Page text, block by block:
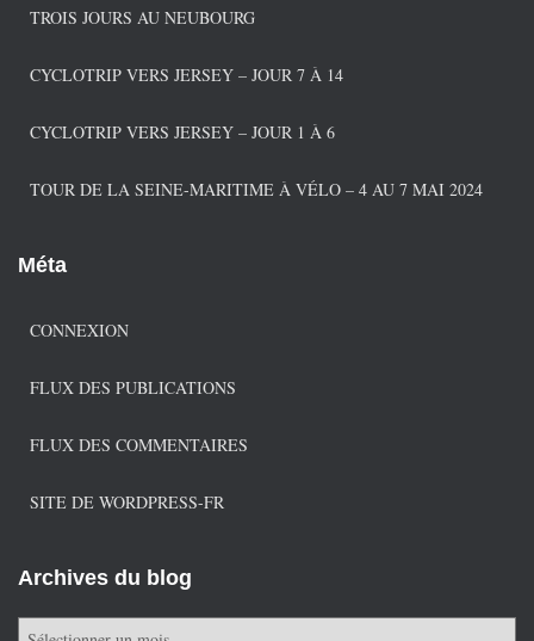
TROIS JOURS AU NEUBOURG
CYCLOTRIP VERS JERSEY – JOUR 7 À 14
CYCLOTRIP VERS JERSEY – JOUR 1 À 6
TOUR DE LA SEINE-MARITIME À VÉLO – 4 AU 7 MAI 2024
Méta
CONNEXION
FLUX DES PUBLICATIONS
FLUX DES COMMENTAIRES
SITE DE WORDPRESS-FR
Archives du blog